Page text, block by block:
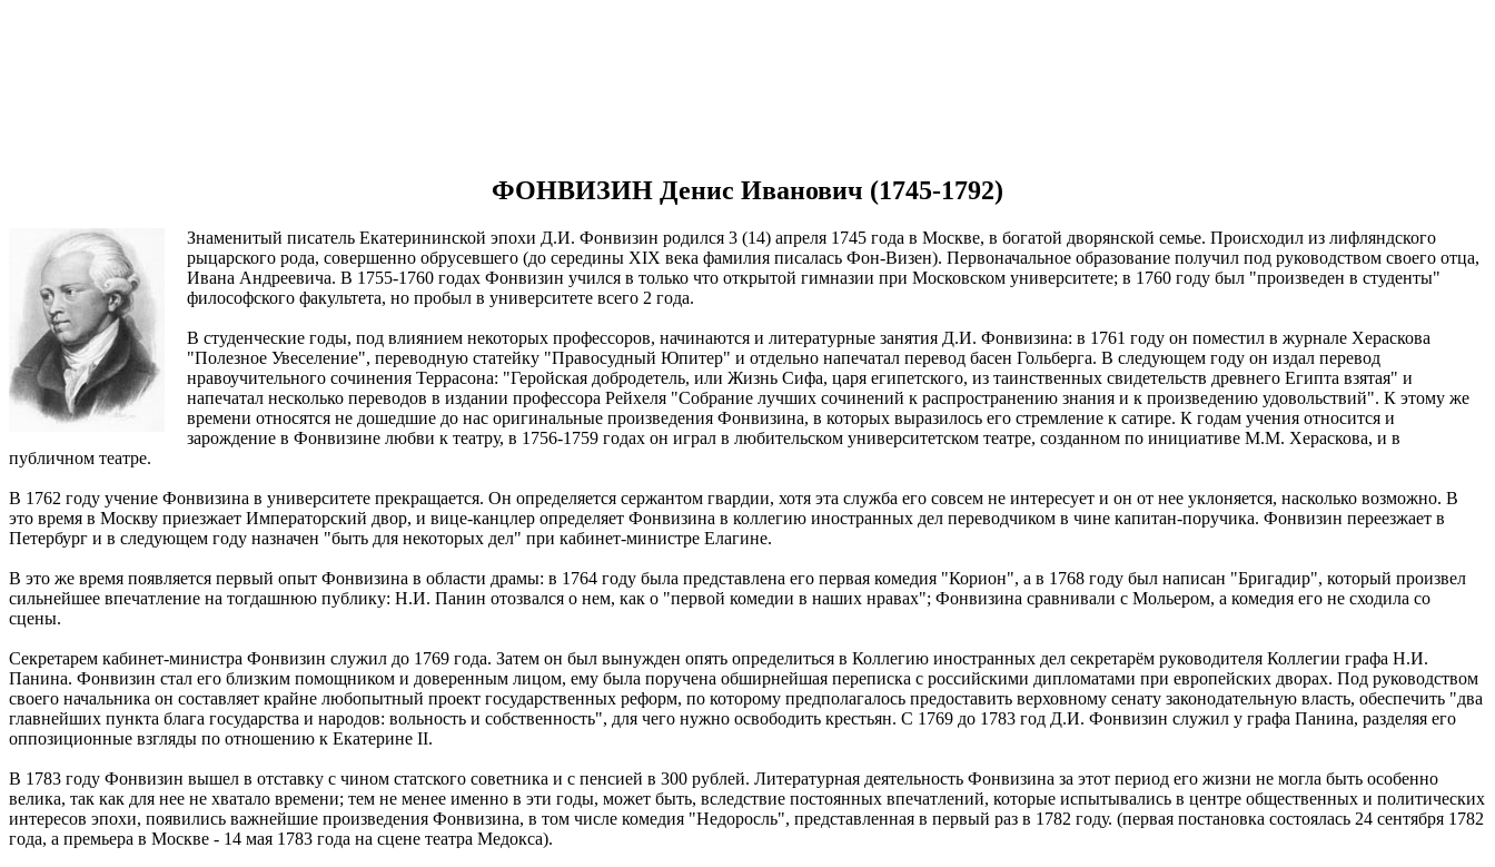
ФОНВИЗИН Денис Иванович (1745-1792)
Знаменитый писатель Екатерининской эпохи Д.И. Фонвизин родился 3 (14) апреля 1745 года в Москве, в богатой дворянской семье. Происходил из лифляндского
рыцарского рода, совершенно обрусевшего (до середины XIX века фамилия писалась Фон-Визен). Первоначальное образование получил под руководством своего отца,
Ивана Андреевича. В 1755-1760 годах Фонвизин учился в только что открытой гимназии при Московском университете; в 1760 году был "произведен в студенты"
философского факультета, но пробыл в университете всего 2 года.
В студенческие годы, под влиянием некоторых профессоров, начинаются и литературные занятия Д.И. Фонвизина: в 1761 году он поместил в журнале Хераскова
"Полезное Увеселение", переводную статейку "Правосудный Юпитер" и отдельно напечатал перевод басен Гольберга. В следующем году он издал перевод
нравоучительного сочинения Террасона: "Геройская добродетель, или Жизнь Сифа, царя египетского, из таинственных свидетельств древнего Египта взятая" и
напечатал несколько переводов в издании профессора Рейхеля "Собрание лучших сочинений к распространению знания и к произведению удовольствий". К этому же
времени относятся не дошедшие до нас оригинальные произведения Фонвизина, в которых выразилось его стремление к сатире. К годам учения относится и
зарождение в Фонвизине любви к театру, в 1756-1759 годах он играл в любительском университетском театре, созданном по инициативе М.М. Хераскова, и в
публичном театре.
В 1762 году учение Фонвизина в университете прекращается. Он определяется сержантом гвардии, хотя эта служба его совсем не интересует и он от нее уклоняется, насколько возможно. В
это время в Москву приезжает Императорский двор, и вице-канцлер определяет Фонвизина в коллегию иностранных дел переводчиком в чине капитан-поручика. Фонвизин переезжает в
Петербург и в следующем году назначен "быть для некоторых дел" при кабинет-министре Елагине.
В это же время появляется первый опыт Фонвизина в области драмы: в 1764 году была представлена его первая комедия "Корион", а в 1768 году был написан "Бригадир", который произвел
сильнейшее впечатление на тогдашнюю публику: Н.И. Панин отозвался о нем, как о "первой комедии в наших нравах"; Фонвизина сравнивали с Мольером, а комедия его не сходила со
сцены.
Секретарем кабинет-министра Фонвизин служил до 1769 года. Затем он был вынужден опять определиться в Коллегию иностранных дел секретарём руководителя Коллегии графа Н.И.
Панина. Фонвизин стал его близким помощником и доверенным лицом, ему была поручена обширнейшая переписка с российскими дипломатами при европейских дворах. Под руководством
своего начальника он составляет крайне любопытный проект государственных реформ, по которому предполагалось предоставить верховному сенату законодательную власть, обеспечить "два
главнейших пункта блага государства и народов: вольность и собственность", для чего нужно освободить крестьян. С 1769 до 1783 год Д.И. Фонвизин служил у графа Панина, разделяя его
оппозиционные взгляды по отношению к Екатерине II.
В 1783 году Фонвизин вышел в отставку с чином статского советника и с пенсией в 300 рублей. Литературная деятельность Фонвизина за этот период его жизни не могла быть особенно
велика, так как для нее не хватало времени; тем не менее именно в эти годы, может быть, вследствие постоянных впечатлений, которые испытывались в центре общественных и политических
интересов эпохи, появились важнейшие произведения Фонвизина, в том числе комедия "Недоросль", представленная в первый раз в 1782 году. (первая постановка состоялась 24 сентября 1782
года, а премьера в Москве - 14 мая 1783 года на сцене театра Медокса).